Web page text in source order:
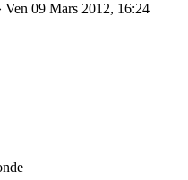
Ven 09 Mars 2012, 16:24